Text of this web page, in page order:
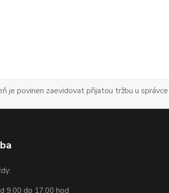
je povinen zaevidovat přijatou tržbu u
9.00 do 17.00 hod